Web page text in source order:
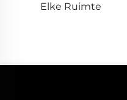
Elke Ruimte